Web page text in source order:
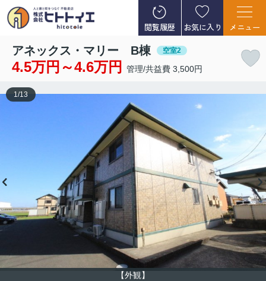
閲覧履歴 お気に入り メニュー
アネックス・マリー B棟 空室2
4.5万円～4.6万円 管理/共益費 3,500円
【外観】
1 /13